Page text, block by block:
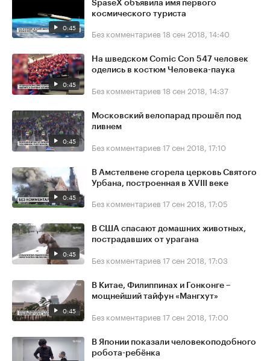
0:45
SpaseX объявила имя первого
космического туриста
Без комментариев 18 сен 2018, 14:40
0:45
На шведском Comic Con 547 человек
оделись в костюм Человека-паука
Без комментариев 18 сен 2018, 14:37
0:45
Московский велопарад прошёл под
ливнем
Без комментариев 17 сен 2018, 17:10
0:45
В Амстелвене сгорела церковь Святого
Урбана, построенная в XVIII веке
Без комментариев 17 сен 2018, 17:05
0:45
В США спасают домашних животных,
пострадавших от урагана
Без комментариев 17 сен 2018, 17:03
0:45
В Китае, Филиппинах и Гонконге –
мощнейший тайфун «Мангхут»
Без комментариев 17 сен 2018, 17:00
В Японии показали человекоподобного
робота-ребёнка